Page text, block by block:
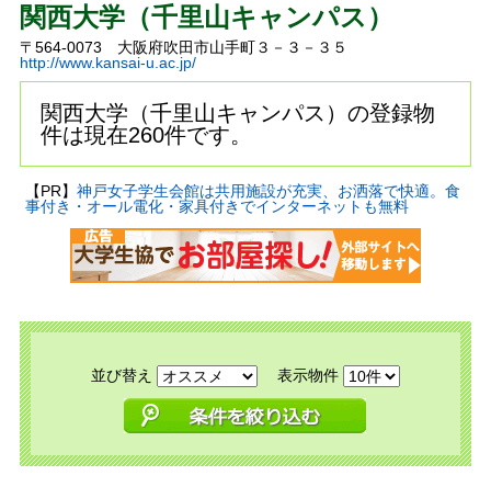
関西大学（千里山キャンパス）
〒564-0073 大阪府吹田市山手町３－３－３５
http://www.kansai-u.ac.jp/
関西大学（千里山キャンパス）の登録物
件は現在260件です。
【PR】 神戸女子学生会館は共用施設が充実、お洒落で快適。食
事付き・オール電化・家具付きでインターネットも無料
並び替え 表示物件